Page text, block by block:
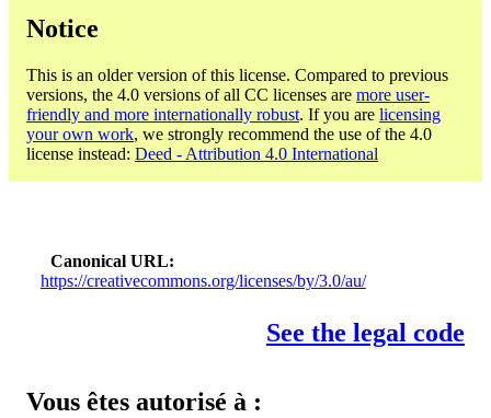
Notice
This is an older version of this license. Compared to previous
versions, the 4.0 versions of all CC licenses are more user-
friendly and more internationally robust. If you are licensing
your own work, we strongly recommend the use of the 4.0
license instead: Deed - Attribution 4.0 International
Canonical URL
https://creativecommons.org/licenses/by/3.0/au/
See the legal code
Vous êtes autorisé à :